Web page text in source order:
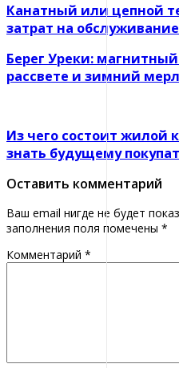
Канатный или цепной
затрат на обслуживание
Берег Уреки:
рассвете и зимний
Из чего состоит жилой
знать будущему
Оставить комментарий
Ваш email нигде не будет
заполнения поля помечены *
Комментарий *